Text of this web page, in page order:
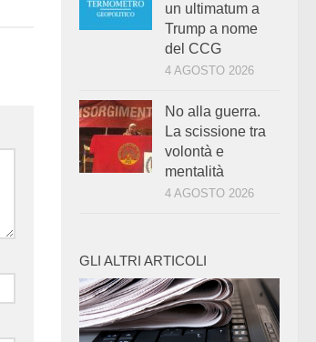
un ultimatum a
Trump a nome
del CCG
4 AGOSTO 2026
No alla guerra.
La scissione tra
volontà e
mentalità
4 AGOSTO 2026
GLI ALTRI ARTICOLI